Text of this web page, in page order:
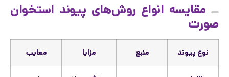
مقایسه انواع روش‌های پیوند استخوان
صورت
نوع پیوند منبع مزایا معایب